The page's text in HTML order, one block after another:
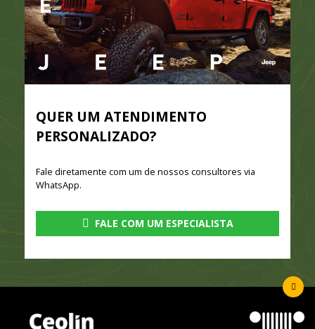
QUER UM ATENDIMENTO
PERSONALIZADO?
Fale diretamente com um de nossos consultores via
WhatsApp.
FALE COM UM ESPECIALISTA